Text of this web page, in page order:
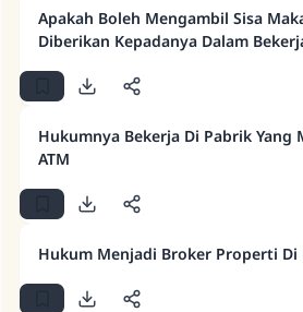
bahaya. Larangan ini lebih keras
terjadi dengan orang-orang kafir,
mereka lebih banyak terjadi
terlarang, serta pembicaraan yang
kemungkaran.
Apakah Boleh Mengambil Sisa
Diberikan Kepadanya Dalam
Hukumnya Bekerja Di Pabrik Yang
ATM
Hukum Menjadi Broker Properti Di
menyelamatkan
Bantu kami dalam memberikan